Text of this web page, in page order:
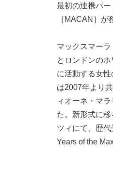
最初の連携パ
［MACAN］が
マックスマー
とロンドンの
に活動する女
は2007年より
ィオーネ・マ
た。新形式に
ツィにて、歴
Years of the